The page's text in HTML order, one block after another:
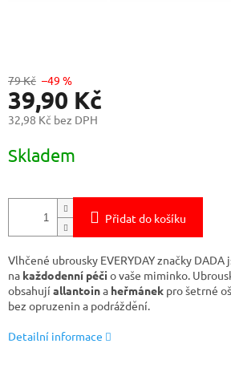
79 Kč –49 %
39,90 Kč
32,98 Kč bez DPH
cena:
Skladem
Přidat do košíku
Vlhčené ubrousky EVERYDAY značky DADA
na každodenní péči o vaše miminko.
obsahují allantoina heřmánek pro šetrné
bez opruzenin a podráždění.
Detailní informace